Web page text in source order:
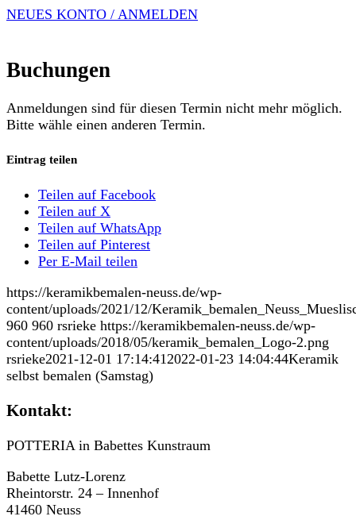
NEUES KONTO / ANMELDEN
Buchungen
Anmeldungen sind für diesen Termin nicht mehr möglich.
Bitte wähle einen anderen Termin.
Eintrag teilen
Teilen auf Facebook
Teilen auf X
Teilen auf WhatsApp
Teilen auf Pinterest
Per E-Mail teilen
https://keramikbemalen-neuss.de/wp-
content/uploads/2021/12/
960 960 rsrieke https://keramikbemalen-neuss.de/wp-
content/uploads/2018/05/keramik_bemalen_Logo-2.png
rsrieke2021-12-01 17:14:41 2022-01-23 14:04:44Keramik
selbst bemalen (Samstag)
Kontakt:
POTTERIA in Babettes Kunstraum
Babette Lutz-Lorenz
Rheintorstr. 24 – Innenhof
41460 Neuss